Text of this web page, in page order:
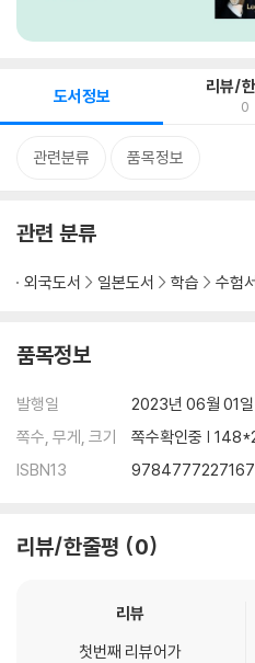
도서정보 리뷰/
0
관련분류 품목정보
관련 분류
외국도서 일본도서 학습 수험
품목정보
발행일
2023년 06월 01일
쪽수, 무게, 크기
쪽수확인중 |
ISBN13
9784777227167
리뷰/한줄평 0
리뷰
첫번째 리뷰어가